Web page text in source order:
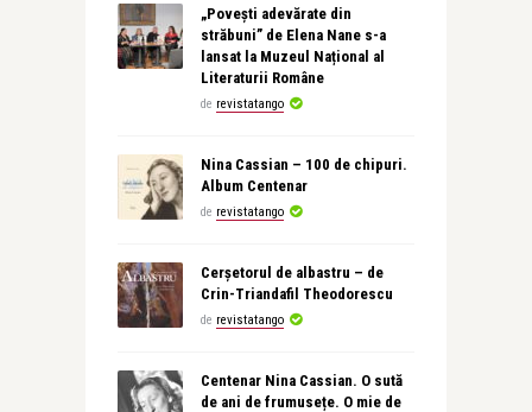
„Povești adevărate din
străbuni” de Elena Nane s-a
lansat la Muzeul Național al
Literaturii Române
de revistatango
Nina Cassian – 100 de chipuri.
Album Centenar
de revistatango
Cerșetorul de albastru – de
Crin-Triandafil Theodorescu
de revistatango
Centenar Nina Cassian. O sută
de ani de frumusețe. O mie de